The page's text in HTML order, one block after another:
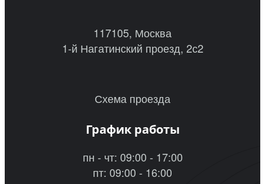
117105, Москва
1-й Нагатинский проезд, 2с2
Схема проезда
График работы
пн - чт: 09:00 - 17:00
пт: 09:00 - 16:00